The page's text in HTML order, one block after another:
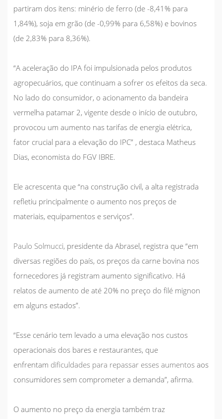
partiram dos itens: minério de ferro (de -8,41% para
1,84%), soja em grão (de -0,99% para 6,58%) e bovinos
(de 2,83% para 8,36%).
“A aceleração do IPA foi impulsionada pelos produtos
agropecuários, que continuam a sofrer os efeitos da seca.
No lado do consumidor, o acionamento da bandeira
vermelha patamar 2, vigente desde o início de outubro,
provocou um aumento nas tarifas de energia elétrica,
fator crucial para a elevação do IPC” , destaca Matheus
Dias, economista do FGV IBRE.
Ele acrescenta que “na construção civil, a alta registrada
refletiu principalmente o aumento nos preços de
materiais, equipamentos e serviços”.
Paulo Solmucci, presidente da Abrasel, registra que “em
diversas regiões do país, os preços da carne bovina nos
fornecedores já registram aumento significativo. Há
relatos de aumento de até 20% no preço do filé mignon
em alguns estados”.
“Esse cenário tem levado a uma elevação nos custos
operacionais dos bares e restaurantes, que
enfrentam dificuldades para repassar esses aumentos aos
consumidores sem comprometer a demanda”, afirma.
O aumento no preço da energia também traz